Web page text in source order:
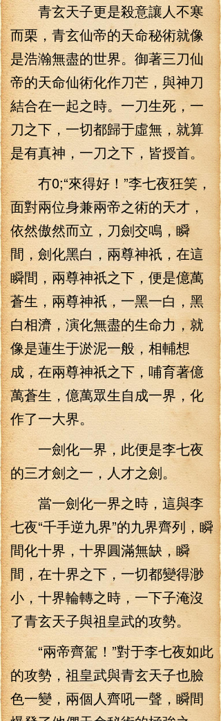
青玄天子更是殺意讓人不寒
而栗，青玄仙帝的天命秘術就像
是浩瀚無盡的世界。御著三刀仙
帝的天命仙術化作刀芒，與神刀
結合在一起之時。一刀生死，一
刀之下，一切都歸于虛無，就算
是有真神，一刀之下，皆授首。
冇0;“來得好！”李七夜狂笑，
面對兩位身兼兩帝之術的天才，
依然傲然而立，刀劍交鳴，瞬
間，劍化黑白，兩尊神祇，在這
瞬間，兩尊神祇之下，便是億萬
蒼生，兩尊神祇，一黑一白，黑
白相濟，演化無盡的生命力，就
像是蓮生于淤泥一般，相輔想
成，在兩尊神祇之下，哺育著億
萬蒼生，億萬眾生自成一界，化
作了一大界。
一劍化一界，此便是李七夜
的三才劍之一，人才之劍。
當一劍化一界之時，這與李
七夜“千手逆九界”的九界齊列，瞬
間化十界，十界圓滿無缺，瞬
間，在十界之下，一切都變得渺
小，十界輪轉之時，一下子淹沒
了青玄天子與祖皇武的攻勢。
“兩帝齊駕！”對于李七夜如此
的攻勢，祖皇武與青玄天子也臉
色一變，兩個人齊吼一聲，瞬間